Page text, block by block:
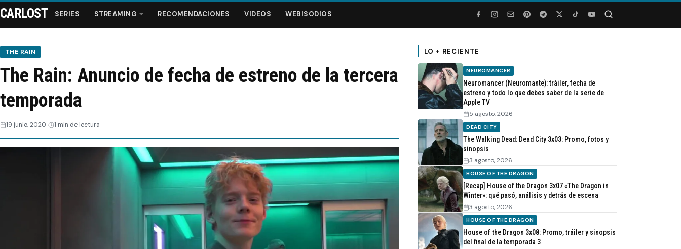
Series
Streaming
CARLOST SERIES STREAMING RECOMENDACIONES VIDEOS WEBISODIOS
THE RAIN
The Rain: Anuncio de fecha de estreno de la tercera
temporada
19 junio, 2020 1 min de lectura
LO + RECIENTE
NEUROMANCER
Neuromancer (Neuromante): tráiler, fecha de
estreno y todo lo que debes saber de la serie de
Apple TV
5 agosto, 2026
DEAD CITY
The Walking Dead: Dead City 3x03: Promo, fotos y
sinopsis
3 agosto, 2026
HOUSE OF THE DRAGON
[Recap] House of the Dragon 3x07 «The Dragon in
Winter»: qué pasó, análisis y detrás de escena
3 agosto, 2026
HOUSE OF THE DRAGON
House of the Dragon 3x08: Promo, tráiler y sinopsis
del final de la temporada 3